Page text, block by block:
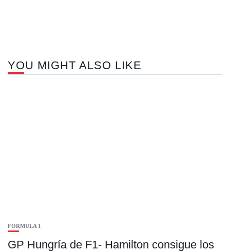
YOU MIGHT ALSO LIKE
FORMULA 1
GP Hungría de F1- Hamilton consigue los